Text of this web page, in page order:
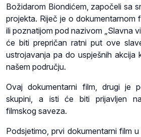
Božidarom Biondićem, započeli sa
projekta. Riječ je o dokumentarnom
ili poznatijom pod nazivom „Slavna
će biti prepričan ratni put ove
ustrojavanja pa do uspješnih akcija
našem području.
Ovaj dokumentarni film, drugi je
skupini, a isti će biti prijavljen
filmskog saveza.
Podsjetimo, prvi dokumentarni film